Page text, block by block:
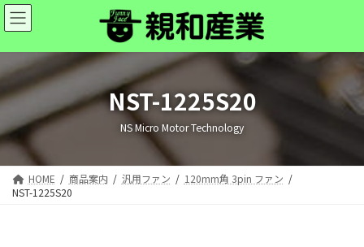
コ
ン
ン
ツ
ス
ッ
ナ
ビ
ー
シ
ン
移
NST-1225S20
NS Micro Motor Technology
HOME 商品案内 汎用ファン
120mm角 3pin ファン
NST-1225S20